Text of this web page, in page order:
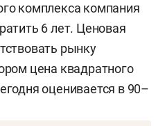
рабочих мест.
2005-м начало
РТ» с коттеджного
Председателем
еще наполовину
комплекса компания
6 лет. Ценовая
рынку
цена квадратного
оценивается в 90–